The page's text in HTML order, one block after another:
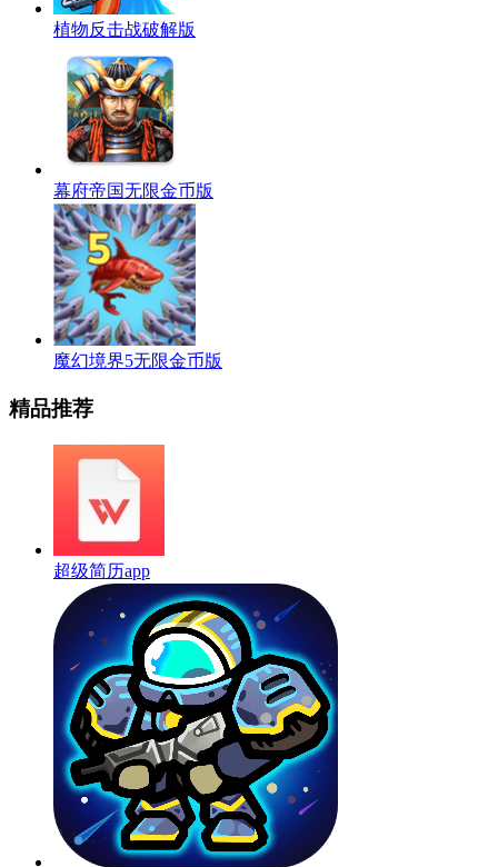
植物反击战破解版
幕府帝国无限金币版
魔幻境界5无限金币版
精品推荐
超级简历app